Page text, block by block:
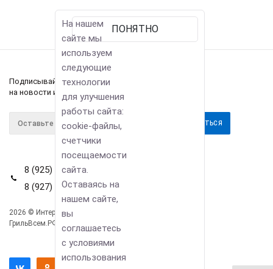
Подписывайтесь
на новости и акции
8 (925) 114-42-80
8 (927) 911-22-66
2026 © Интернет-магазин
ГрильВсем.РФ
Информация
Помощь
ПОНЯТНО
На нашем
сайте мы
используем
следующие
технологии
для улучшения
работы сайта:
cookie-файлы,
счетчики
посещаемости
сайта.
Оставаясь на
нашем сайте,
вы
соглашаетесь
с условиями
использования